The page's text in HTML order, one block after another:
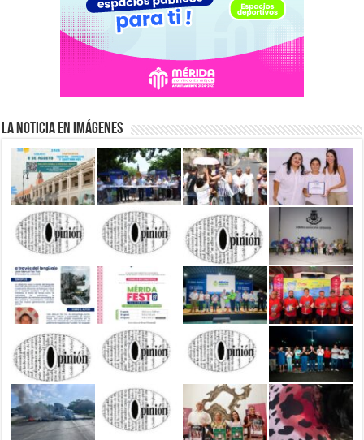
La Noticia en Imágenes